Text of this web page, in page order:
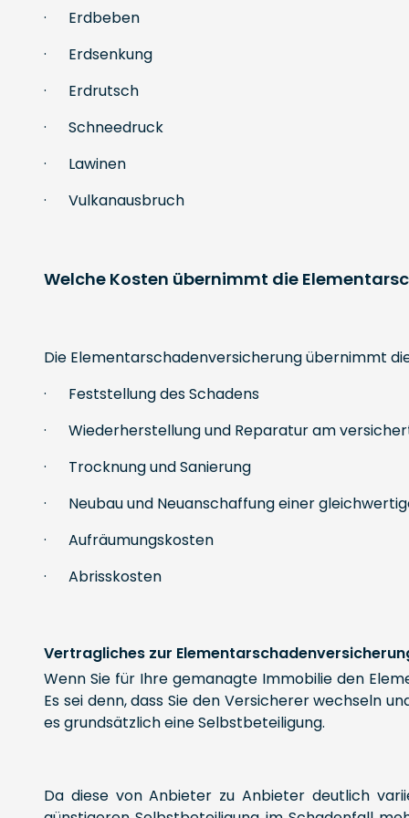
· Erdbeben
· Erdsenkung
· Erdrutsch
· Schneedruck
· Lawinen
· Vulkanausbruch
Welche Kosten übernimmt die
Die Elementarschadenversicherung übernimmt
· Feststellung des Schadens
· Wiederherstellung und Reparatur am
· Trocknung und Sanierung
· Neubau und Neuanschaffung einer
· Aufräumungskosten
· Abrisskosten
Vertragliches zur
Wenn Sie für Ihre gemanagte Immobilie den
Es sei denn, dass Sie den Versicherer wechseln
es grundsätzlich eine Selbstbeteiligung.
Da diese von Anbieter zu Anbieter deutlich